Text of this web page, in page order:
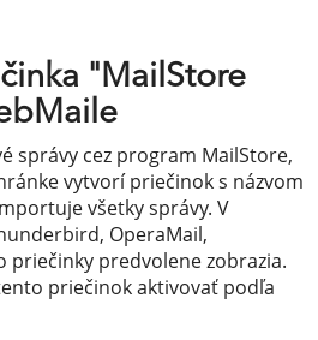
"MailStore
správy cez program MailStore,
vytvorí priečinok s názvom
všetky správy. V
OperaMail,
priečinky predvolene zobrazia.
priečinok aktivovať podľa